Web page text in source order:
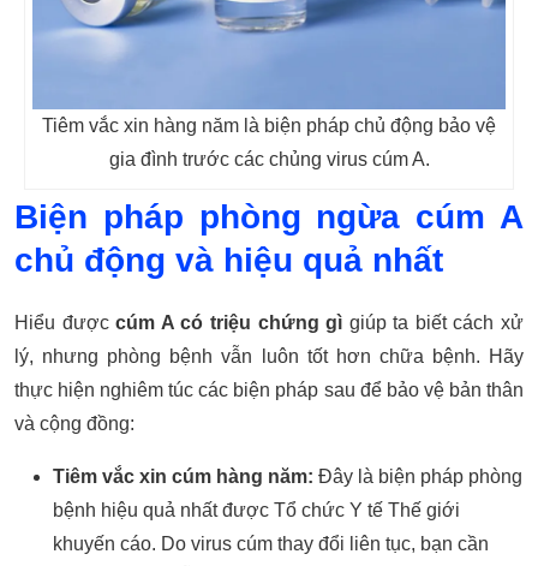
Tiêm vắc xin hàng năm là biện pháp chủ động bảo vệ
gia đình trước các chủng virus cúm A.
Biện pháp phòng ngừa cúm A
chủ động và hiệu quả nhất
Hiểu đượccúm A có triệu chứng gì giúp ta biết cách xử
lý, nhưng phòng bệnh vẫn luôn tốt hơn chữa bệnh. Hãy
thực hiện nghiêm túc các biện pháp sau để bảo vệ bản thân
và cộng đồng:
Tiêm vắc xin cúm hàng năm: Đây là biện pháp phòng
bệnh hiệu quả nhất được Tổ chức Y tế Thế giới
khuyến cáo. Do virus cúm thay đổi liên tục, bạn cần